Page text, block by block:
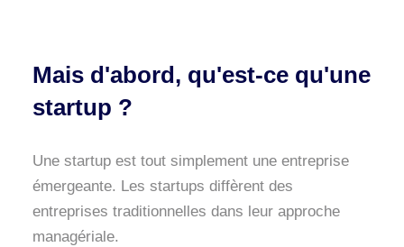
Mais d'abord, qu'est-ce qu'une
startup ?
Une startup est tout simplement une entreprise
émergeante. Les startups diffèrent des
entreprises traditionnelles dans leur approche
managériale.